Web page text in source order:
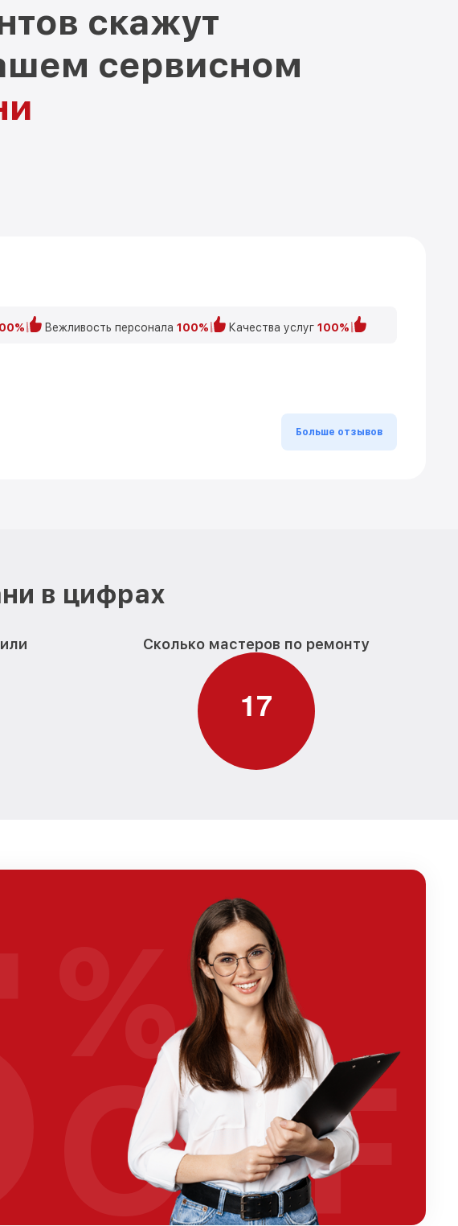
скажут
сервисном
Вежливость персонала 100% Качества услуг 100%
Больше отзывов
в цифрах
Сколько мастеров по ремонту
17
%
OFF